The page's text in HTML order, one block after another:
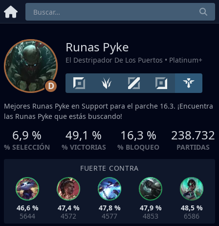
D
Runas Pyke
El Destripador De Los Puertos • Platinum+
Mejores Runas Pyke en Support para el parche 16.3. ¡Encuentra
las Runas Pyke que estás buscando!
6,9 %
% SELECCIÓN
49,1 %
% VICTORIAS
16,3 %
% BLOQUEO
238.732
PARTIDAS
FUERTE CONTRA
46,6 %
5644
47,4 %
4572
47,8 %
4577
47,9 %
4853
48,5 %
6586